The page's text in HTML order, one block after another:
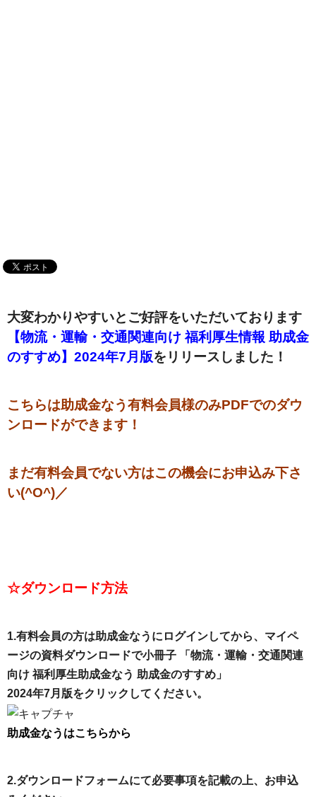
大変わかりやすいとご好評をいただいております
【物流・運輸・交通関連向け 福利厚生情報 助成金
のすすめ】2024年7月版をリリースしました！
こちらは助成金なう有料会員様のみPDFでのダウ
ンロードができます！
まだ有料会員でない方はこの機会にお申込み下さ
い(^O^)／
☆ダウンロード方法
1.有料会員の方は助成金なうにログインしてから、マイペ
ージの資料ダウンロードで小冊子 「物流・運輸・交通関連
向け 福利厚生助成金なう 助成金のすすめ」
2024年7月版をクリックしてください。
助成金なうはこちらから
2.ダウンロードフォームにて必要事項を記載の上、お申込